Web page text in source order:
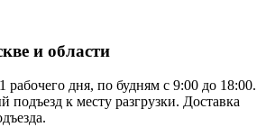
и области
дня, по будням с 9:00 до 18:00.
подъезд к месту разгрузки. Доставка